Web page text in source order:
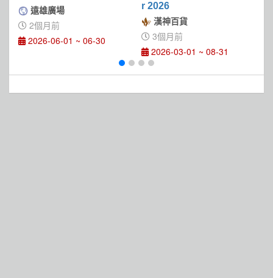
遠雄廣場
2個月前
2026-06-01 ~ 06-30
r 2026
漢神百貨
3個月前
2026-03-01 ~ 08-31